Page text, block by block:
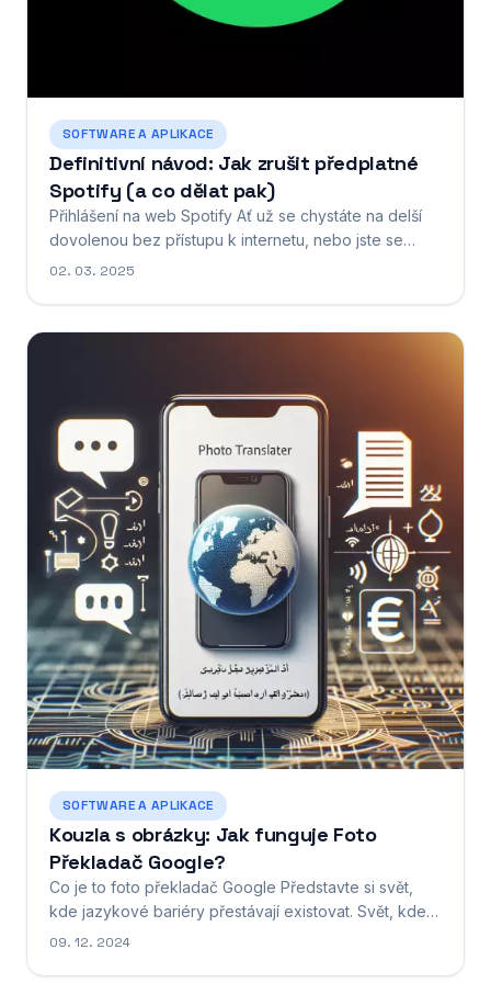
SOFTWARE A APLIKACE
Definitivní návod: Jak zrušit předplatné
Spotify (a co dělat pak)
Přihlášení na web Spotify Ať už se chystáte na delší
dovolenou bez přístupu k internetu, nebo jste se
prostě rozhodli prozkoumat jiné hudební platformy,
podcastů, zkuste se zamyslet, zda by vám více
02. 03. 2025
SOFTWARE A APLIKACE
Kouzla s obrázky: Jak funguje Foto
Překladač Google?
Co je to foto překladač Google Představte si svět,
kde jazykové bariéry přestávají existovat. Svět, kde
můžete snadno porozumět textu v cizím jazyce, ať už
09. 12. 2024